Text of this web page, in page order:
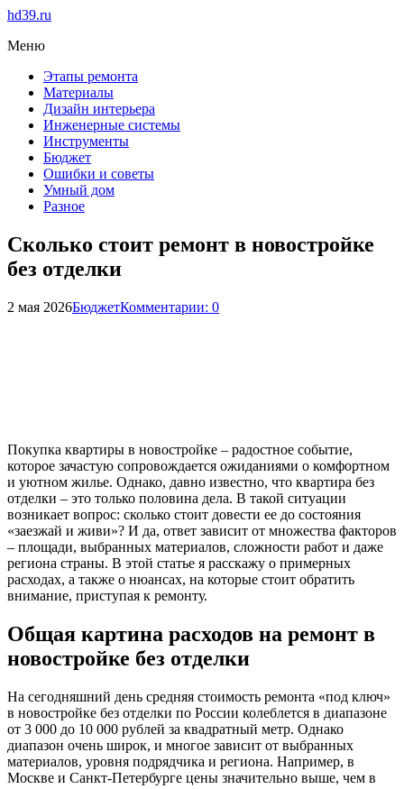
hd39.ru
Меню
Этапы ремонта
Материалы
Дизайн интерьера
Инженерные системы
Инструменты
Бюджет
Ошибки и советы
Умный дом
Разное
Сколько стоит ремонт в новостройке
без отделки
2 мая 2026БюджетКомментарии: 0
Покупка квартиры в новостройке – радостное событие,
которое зачастую сопровождается ожиданиями о комфортном
и уютном жилье. Однако, давно известно, что квартира без
отделки – это только половина дела. В такой ситуации
возникает вопрос: сколько стоит довести ее до состояния
«заезжай и живи»? И да, ответ зависит от множества факторов
– площади, выбранных материалов, сложности работ и даже
региона страны. В этой статье я расскажу о примерных
расходах, а также о нюансах, на которые стоит обратить
внимание, приступая к ремонту.
Общая картина расходов на ремонт в
новостройке без отделки
На сегодняшний день средняя стоимость ремонта «под ключ»
в новостройке без отделки по России колеблется в диапазоне
от 3 000 до 10 000 рублей за квадратный метр. Однако
диапазон очень широк, и многое зависит от выбранных
материалов, уровня подрядчика и региона. Например, в
Москве и Санкт-Петербурге цены значительно выше, чем в